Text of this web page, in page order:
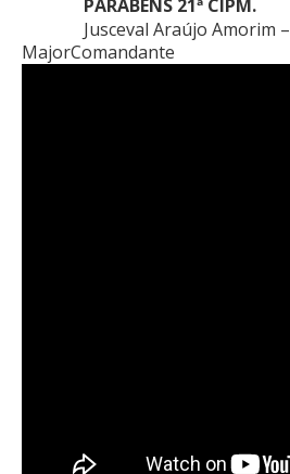
PARABÉNS 21ª CIPM.
Jusceval Araújo Amorim –
MajorComandante